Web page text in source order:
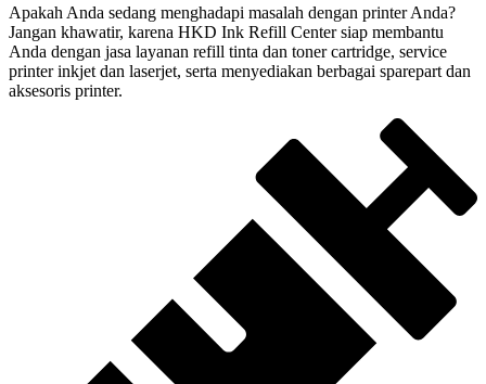
Apakah Anda sedang menghadapi masalah dengan printer Anda?
Jangan khawatir, karena HKD Ink Refill Center siap membantu
Anda dengan jasa layanan refill tinta dan toner cartridge, service
printer inkjet dan laserjet, serta menyediakan berbagai sparepart dan
aksesoris printer.